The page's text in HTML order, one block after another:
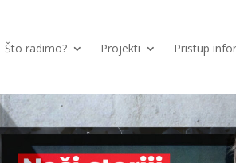
Što radimo? Projekti Pristup